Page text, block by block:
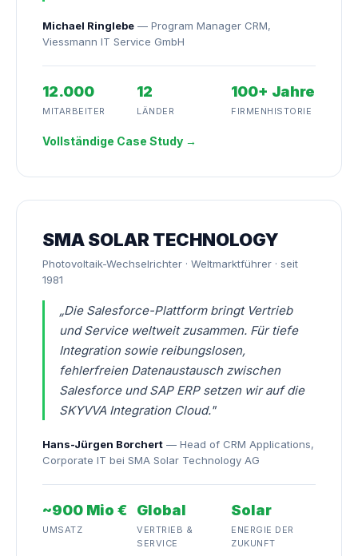
Michael Ringlebe — Program Manager CRM,
Viessmann IT Service GmbH
12.000
MITARBEITER
12
LÄNDER
100+ Jahre
FIRMENHISTORIE
Vollständige Case Study →
SMA SOLAR TECHNOLOGY
Photovoltaik-Wechselrichter · Weltmarktführer · seit
1981
„Die Salesforce-Plattform bringt Vertrieb
und Service weltweit zusammen. Für tiefe
Integration sowie reibungslosen,
fehlerfreien Datenaustausch zwischen
Salesforce und SAP ERP setzen wir auf die
SKYVVA Integration Cloud."
Hans-Jürgen Borchert — Head of CRM Applications,
Corporate IT bei SMA Solar Technology AG
~900 Mio €
UMSATZ
Global
VERTRIEB &
SERVICE
Solar
ENERGIE DER
ZUKUNFT